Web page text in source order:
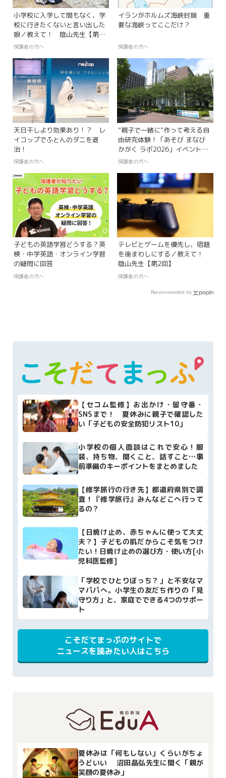
小学校に入学して間もなく、学
校に行きたくないと言い出した
娘／教えて！ 陰山先生【第27
回】
保護者の方へ
イランがホルムズ海峡封鎖 重
要な海峡ってここだけ？
保護者の方へ
天日干しより効果あり！？ レ
イコップでふとんのダニを退
治！
保護者の方へ
”親子で一緒に”作って考える自
由研究体験！「あそび まなび
かがく ラボ2026」イベントレ
ポート
保護者の方へ
子どもの英語学習どうする？英
検・中学英語・オンライン学習
の疑問に回答
保護者の方へ
テレビとゲームを優先し、宿題
を後まわしにする／教えて！
陰山先生【第2回】
保護者の方へ
Recommended by
【セコム監修】お出かけ・留守番・
SNSまで！ 夏休みに親子で確認した
い「子どもの安全防犯リスト10」
小学校の個人面談はこれで安心！服
装、持ち物、聞くこと、話すこと…事
前準備のキーポイントをまとめました
【修学旅行の行き先】都道府県別で調
査！『修学旅行』みんなどこへ行って
るの？
【日焼け止め、赤ちゃんに使って大丈
夫？】子どもの肌だからこそ気をつけ
たい！日焼け止めの選び方・使い方[小
児科医監修]
「学校でひとりぼっち？」と不安なマ
マパパへ。小学生の友だち作りの「見
守り方」と、家庭でできる4つのサポー
ト
こそだてまっぷのサイトで
ニュースを読みたい人はこちら
夏休みは「何もしない」くらいがちょ
うどいい 沼田晶弘先生に聞く「親が
笑顔の夏休み」